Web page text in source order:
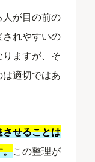
が目の前の
れやすいの
ますが、そ
適切ではあ
せることは
。この整理が